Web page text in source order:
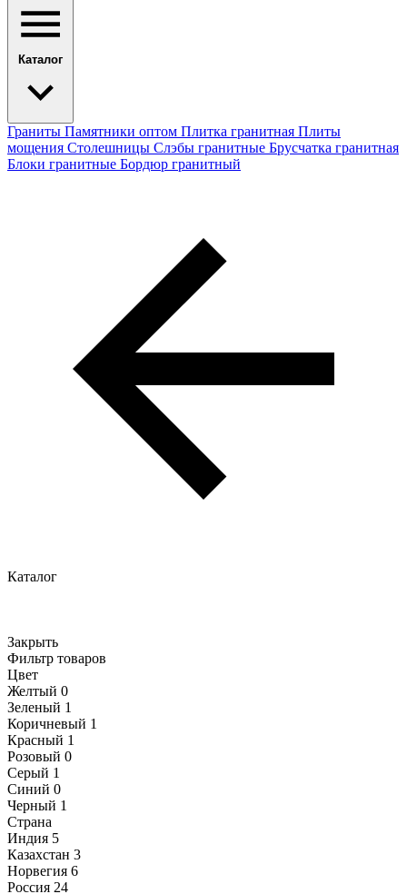
Каталог
Граниты Памятники оптом Плитка гранитная Плиты
мощения Столешницы Слэбы гранитные Брусчатка гранитная
Блоки гранитные Бордюр гранитный
Каталог
Закрыть
Фильтр товаров
Цвет
Желтый 0
Зеленый 1
Коричневый 1
Красный 1
Розовый 0
Серый 1
Синий 0
Черный 1
Страна
Индия 5
Казахстан 3
Норвегия 6
Россия 24